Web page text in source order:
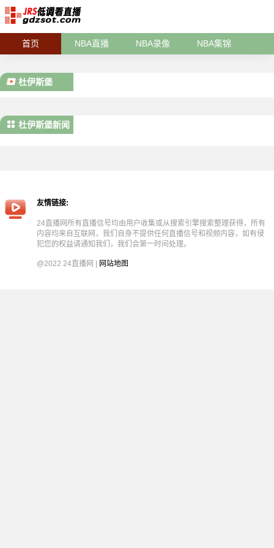
首页 NBA直播 NBA录像 NBA集锦
杜伊斯堡
杜伊斯堡新闻
友情链接:
24直播网所有直播信号均由用户收集或从搜索引擎搜索整理获得，所有
内容均来自互联网，我们自身不提供任何直播信号和视频内容，如有侵
犯您的权益请通知我们，我们会第一时间处理。
@2022 24直播网 | 网站地图